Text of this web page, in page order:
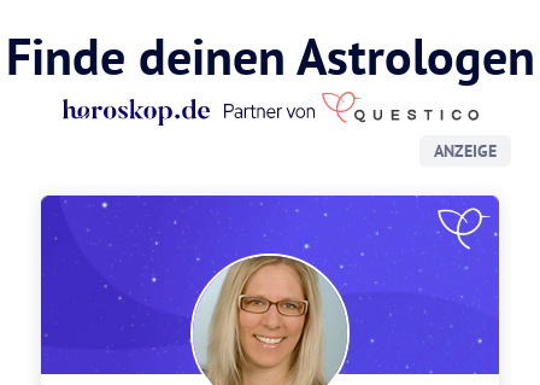
Finde deinen Astrologen
ANZEIGE